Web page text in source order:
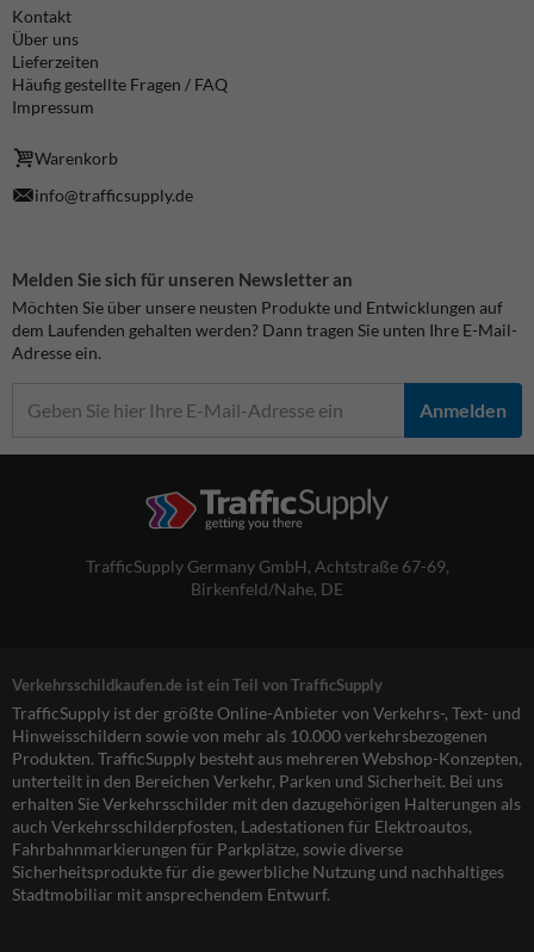
Kontakt
Über uns
Lieferzeiten
Häufig gestellte Fragen / FAQ
Impressum
Warenkorb
info@trafficsupply.de
Melden Sie sich für unseren Newsletter an
Möchten Sie über unsere neusten Produkte und Entwicklungen auf
dem Laufenden gehalten werden? Dann tragen Sie unten Ihre E-Mail-
Adresse ein.
Anmelden
TrafficSupply Germany GmbH, Achtstraße 67-69,
Birkenfeld/Nahe, DE
Verkehrsschildkaufen.de ist ein Teil von TrafficSupply
TrafficSupply ist der größte Online-Anbieter von Verkehrs-, Text- und
Hinweisschildern sowie von mehr als 10.000 verkehrsbezogenen
Produkten. TrafficSupply besteht aus mehreren Webshop-Konzepten,
unterteilt in den Bereichen Verkehr, Parken und Sicherheit. Bei uns
erhalten Sie Verkehrsschilder mit den dazugehörigen Halterungen als
auch Verkehrsschilderpfosten, Ladestationen für Elektroautos,
Fahrbahnmarkierungen für Parkplätze, sowie diverse
Sicherheitsprodukte für die gewerbliche Nutzung und nachhaltiges
Stadtmobiliar mit ansprechendem Entwurf.